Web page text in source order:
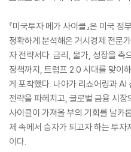
『미국투자 메가 사이클』은 미국
정확하게 분석해온 거시경제 전문
자 전략서다. 금리, 물가, 성장을 축
정책까지, 트럼프 2.0 시대를 맞이
게 포착했다. 나아가 리쇼어링과
전략을 파헤치고, 글로벌 금융 시
사이클이 가져올 부의 기회를 날카
제 속에서 승자가 되고자 하는 투
이다.